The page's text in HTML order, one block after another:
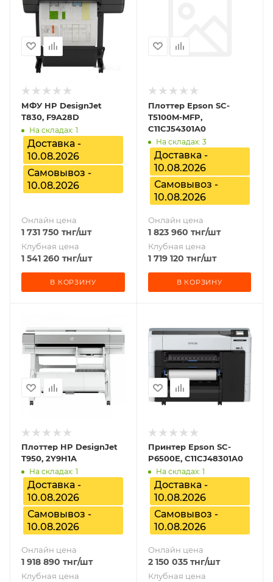
МФУ HP DesignJet
T830, F9A28D
На складах: 1
Доставка -
10.08.2026
Самовывоз -
10.08.2026
Онлайн цена
1 731 750 тнг/шт
Клубная цена
1 541 260 тнг/шт
В КОРЗИНУ
Плоттер Epson SC-
T5100M-MFP,
C11CJ54301A0
На складах: 3
Доставка -
10.08.2026
Самовывоз -
10.08.2026
Онлайн цена
1 823 960 тнг/шт
Клубная цена
1 719 120 тнг/шт
В КОРЗИНУ
Плоттер HP DesignJet
T950, 2Y9H1A
На складах: 1
Доставка -
10.08.2026
Самовывоз -
10.08.2026
Онлайн цена
1 918 890 тнг/шт
Клубная цена
Принтер Epson SC-
P6500E, C11CJ48301A0
На складах: 1
Доставка -
10.08.2026
Самовывоз -
10.08.2026
Онлайн цена
2 150 035тнг/шт
Клубная цена